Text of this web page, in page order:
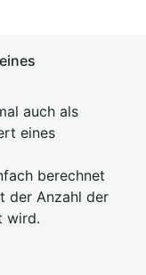
auch als
eines
berechnet
der Anzahl der
wird.